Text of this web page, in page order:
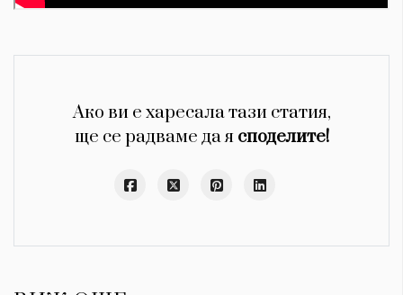
Ако ви е харесала тази статия,
ще се радваме да я споделите!